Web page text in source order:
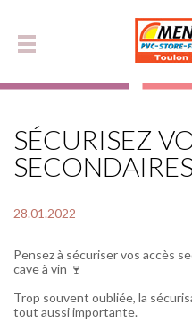
SÉCURISEZ
28.01.2022
Pensez à sécuriser vos accès
cave à vin 🍷
Trop souvent oubliée, la
tout aussi importante.